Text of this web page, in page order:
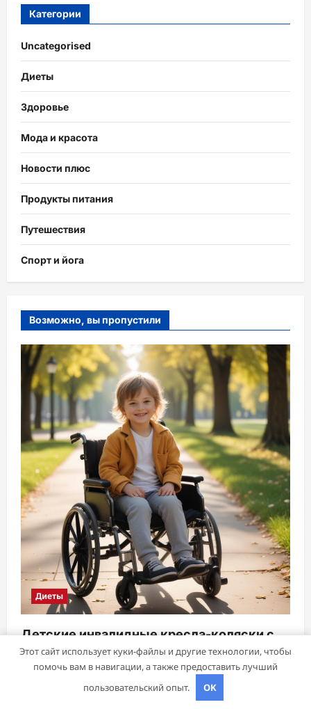
Категории
Uncategorised
Диеты
Здоровье
Мода и красота
Новости плюс
Продукты питания
Путешествия
Спорт и йога
Возможно, вы пропустили
Диеты
Детские инвалидные кресла-коляски с
ручным приводом
studiohallo_ 6 апреля 2026
Этот сайт использует куки-файлы и другие технологии, чтобы
помочь вам в навигации, а также предоставить лучший
пользовательский опыт.
OK